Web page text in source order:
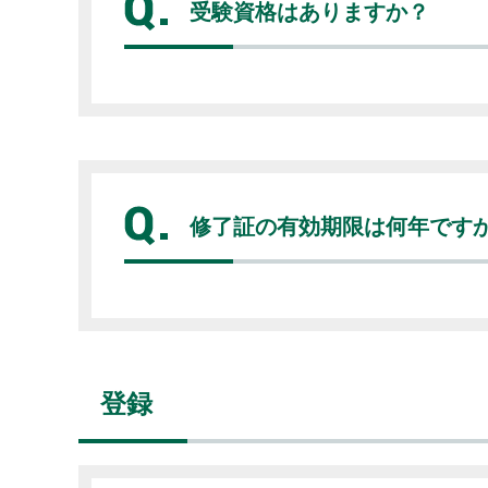
受験資格はありますか？
修了証の有効期限は何年です
登録